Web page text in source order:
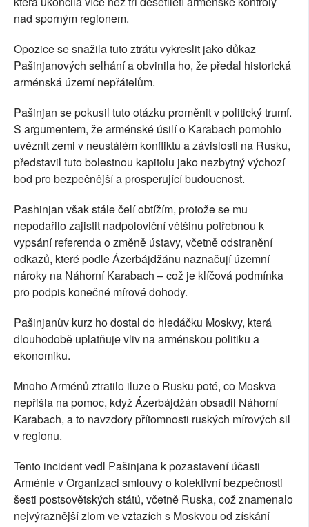
nad sporným regionem.
Opozice se snažila tuto ztrátu vykreslit jako důkaz
Pašinjanových selhání a obvinila ho, že předal historická
arménská území nepřátelům.
Pašinjan se pokusil tuto otázku proměnit v politický trumf.
S argumentem, že arménské úsilí o Karabach pomohlo
uvěznit zemi v neustálém konfliktu a závislosti na Rusku,
představil tuto bolestnou kapitolu jako nezbytný výchozí
bod pro bezpečnější a prosperující budoucnost.
Pashinjan však stále čelí obtížím, protože se mu
nepodařilo zajistit nadpoloviční většinu potřebnou k
vypsání referenda o změně ústavy, včetně odstranění
odkazů, které podle Ázerbájdžánu naznačují územní
nároky na Náhorní Karabach – což je klíčová podmínka
pro podpis konečné mírové dohody.
Pašinjanův kurz ho dostal do hledáčku Moskvy, která
dlouhodobě uplatňuje vliv na arménskou politiku a
ekonomiku.
Mnoho Arménů ztratilo iluze o Rusku poté, co Moskva
nepřišla na pomoc, když Ázerbájdžán obsadil Náhorní
Karabach, a to navzdory přítomnosti ruských mírových sil
v regionu.
Tento incident vedl Pašinjana k pozastavení účasti
Arménie v Organizaci smlouvy o kolektivní bezpečnosti
šesti postsovětských států, včetně Ruska, což znamenalo
nejvýraznější zlom ve vztazích s Moskvou od získání